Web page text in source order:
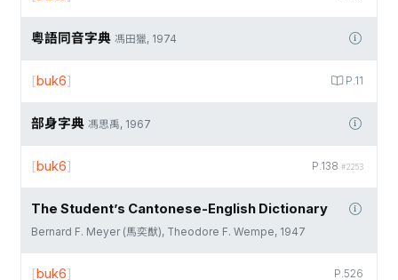
粵語同音字典 馮田獵, 1974
P.11
[buk6]
部身字典 馮思禹, 1967
P.138 #2253
[buk6]
The Student’s Cantonese-English Dictionary
Bernard F. Meyer (馬奕猷), Theodore F. Wempe, 1947
P.526
[buk6]